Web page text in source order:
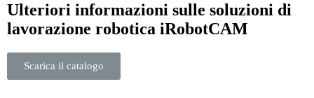
Ulteriori informazioni sulle soluzioni di
lavorazione robotica iRobotCAM
Scarica il catalogo